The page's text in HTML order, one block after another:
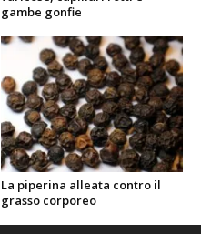
gambe gonfie
La piperina alleata contro il
grasso corporeo